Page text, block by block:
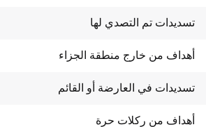
تسديدات تم التصدي لها
أهداف من خارج منطقة الجزاء
تسديدات في العارضة أو القائم
أهداف من ركلات حرة